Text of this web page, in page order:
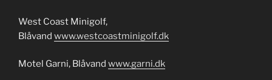
West Coast Minigolf,
Blåvand www.westcoastminigolf.dk
Motel Garni, Blåvand www.garni.dk